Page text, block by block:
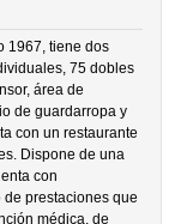
1967, tiene dos
75 dobles
área de
de guardarropa y
con un restaurante
Dispone de una
con
prestaciones que
médica, de